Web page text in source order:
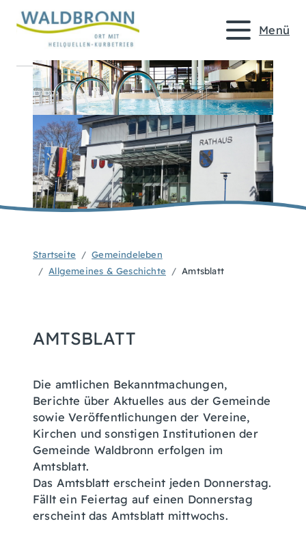
Menü
Startseite
Gemeindeleben
Allgemeines & Geschichte
Amtsblatt
AMTSBLATT
Die amtlichen Bekanntmachungen,
Berichte über Aktuelles aus der Gemeinde
sowie Veröffentlichungen der Vereine,
Kirchen und sonstigen Institutionen der
Gemeinde Waldbronn erfolgen im
Amtsblatt.
Das Amtsblatt erscheint jeden Donnerstag.
Fällt ein Feiertag auf einen Donnerstag
erscheint das Amtsblatt mittwochs.